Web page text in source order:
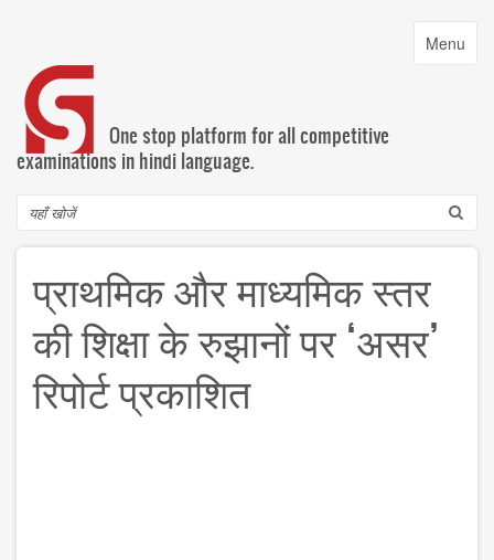
content
Toggle
Menu
One stop platform for all competitive
examinations in hindi language.
Search
प्राथमिक और माध्यमिक स्तर
की शिक्षा के रुझानों पर ‘असर’
रिपोर्ट प्रकाशित